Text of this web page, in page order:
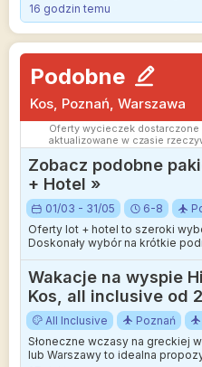
16 godzin temu
Podobne
Kos, Poznań, Warszawa
Oferty wycieczek
aktualizowane w czasie
Dokładamy wszelkich starań aby
Zobacz podobne
+ Hotel »
01/03 - 31/05 6-8
Oferty lot + hotel to szeroki
Doskonały wybór na krótkie
wakacyjnych kierunków.
Wakacje na wyspie
Kos, all inclusive od
All Inclusive Poznań
Słoneczne wczasy na greckiej
lub Warszawy to idealna